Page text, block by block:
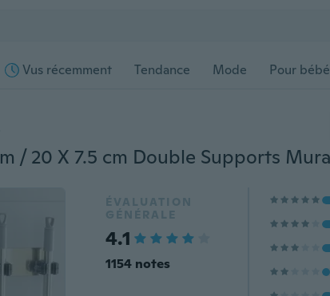
Vus récemment Tendance Mode Pour bébé
ÉVALUATION
GÉNÉRALE
4.1
1154 notes